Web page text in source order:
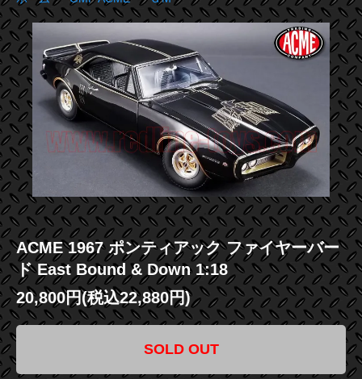
ACME 1967 ポンティアック ファイヤーバー
ド East Bound & Down 1:18
20,800円(税込22,880円)
SOLD OUT